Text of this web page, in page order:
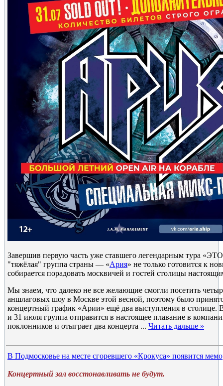
Завершив первую часть уже ставшего легендарным тура
"тяжёлая" группа страны — «Ария» не только готовится к
собирается порадовать москвичей и гостей столицы
Мы знаем, что далеко не все желающие смогли посетить
аншлаговых шоу в Москве этой весной, поэтому было
концертный график «Арии» ещё два выступления в столице.
и 31 июля группа отправится в настоящее плавание в
поклонников и отыграет два концерта ... Читать дальше »
В Подмосковье на месте сгоревшего «Крокуса» появится
Концертный зал восстонавливать не будут.